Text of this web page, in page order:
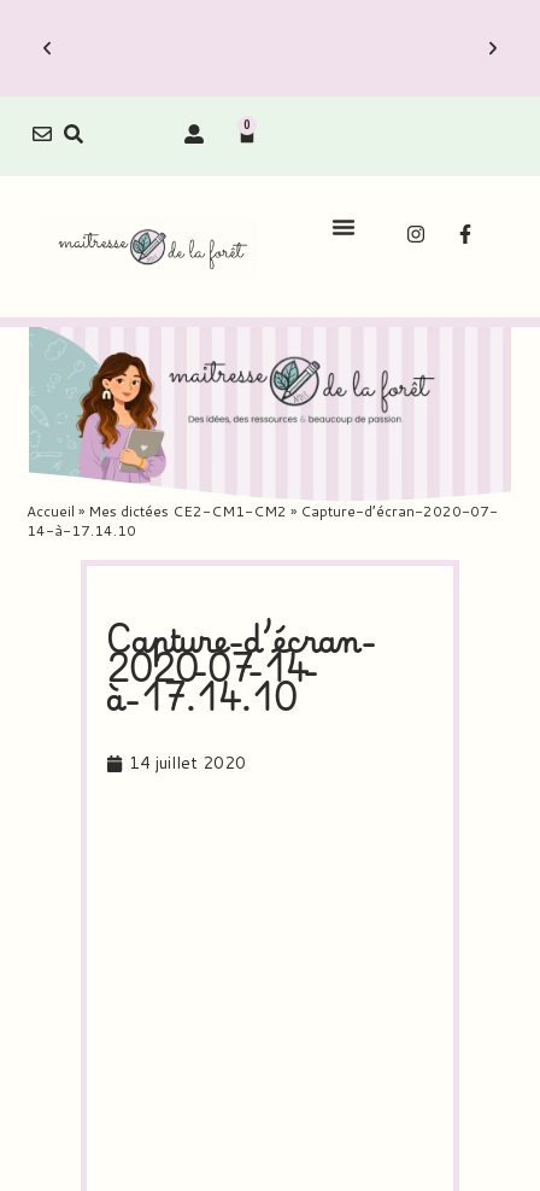
0
Accueil » Mes dictées CE2-CM1-CM2 » Capture-d’écran-2020-07-
14-à-17.14.10
Capture-d’écran-
2020-07-14-
à-17.14.10
14 juillet 2020